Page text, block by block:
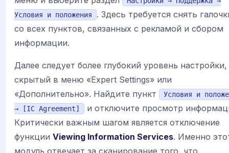
Условия и положения
. Здесь требуется снять
со всех пунктов, связанных с рекламой и сбором
информации.
Далее следует более глубокий уровень настройки,
скрытый в меню «Expert Settings» или
«Дополнительно». Найдите пункт
Условия и
→ [IC Agreement]
и отключите просмотр
Критически важным шагом является отключение
функции Viewing Information Services. Именно
модуль отвечает за сканирование того, что